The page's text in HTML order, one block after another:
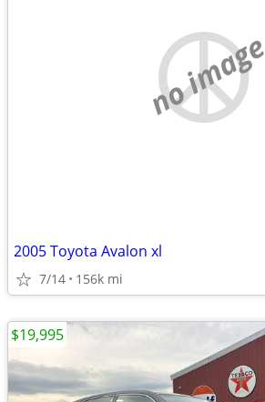
no image
2005 Toyota Avalon xl
7/14 156k mi
$19,995